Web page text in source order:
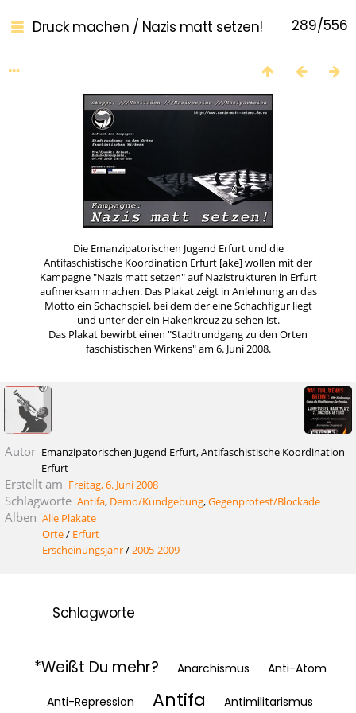
289/556
Druck machen / Nazis matt setzen!
Die Emanzipatorischen Jugend Erfurt und die
Antifaschistische Koordination Erfurt [ake] wollen mit der
Kampagne "Nazis matt setzen" auf Nazistrukturen in Erfurt
aufmerksam machen. Das Plakat zeigt in Anlehnung an das
Motto ein Schachspiel, bei dem der eine Schachfigur liegt
und unter der ein Hakenkreuz zu sehen ist.
Das Plakat bewirbt einen "Stadtrundgang zu den Orten
faschistischen Wirkens" am 6. Juni 2008.
Autor Emanzipatorischen Jugend Erfurt, Antifaschistische Koordination
Erfurt
Erstellt am Freitag, 6. Juni 2008
Schlagworte Antifa, Demo/Kundgebung,Gegenprotest/Blockade
Alben Alle Plakate
Orte/ Erfurt
Erscheinungsjahr/2005-2009
Schlagworte
*Weißt Du mehr? Anarchismus Anti-Atom
Anti-Repression Antifa Antimilitarismus